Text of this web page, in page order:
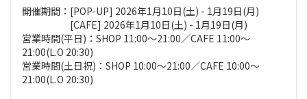
開催期間：[POP-UP] 2026年1月10日(土) - 1月19日(月)
[CAFE] 2026年1月10日(土) - 1月19日(月)
営業時間(平日)：SHOP 11:00～21:00／CAFE 11:00～
21:00(L.O 20:30)
営業時間(土日祝)：SHOP 10:00～21:00／CAFE 10:00～
21:00(L.O 20:30)